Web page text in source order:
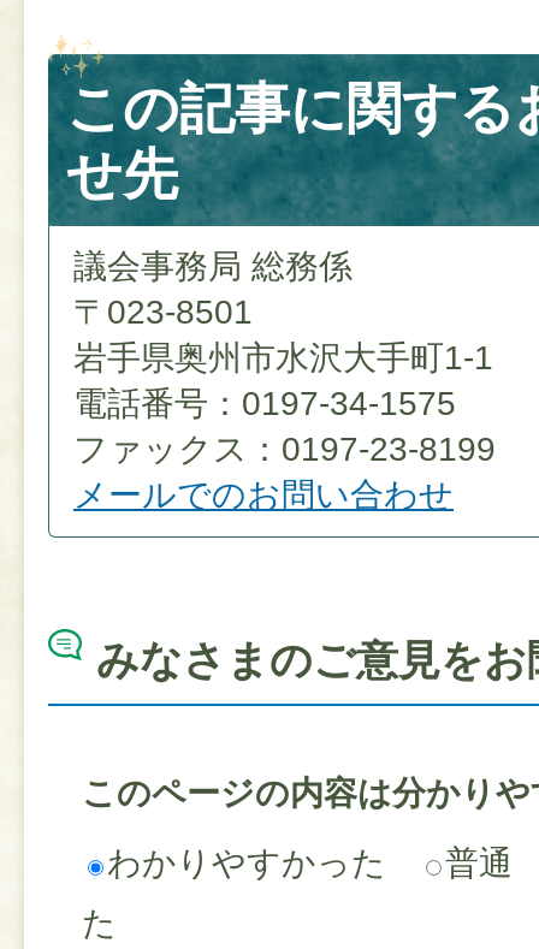
この記事に関する
せ先
議会事務局 総務係
〒023-8501
岩手県奥州市水沢大手町1-1
電話番号：0197-34-1575
ファックス：0197-23-8199
メールでのお問い合わせ
みなさまのご意見を
このページの内容は分かり
わかりやすかった
普通
た